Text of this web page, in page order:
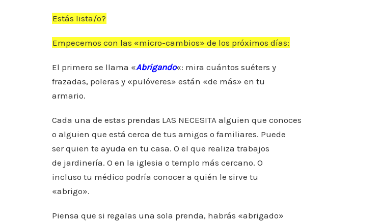
Estás lista/o?
Empecemos con las «micro-cambios» de los próximos días:
El primero se llama «Abrigando«: mira cuántos suéters y
frazadas, poleras y «pulóveres» están «de más» en tu
armario.
Cada una de estas prendas LAS NECESITA alguien que conoces
o alguien que está cerca de tus amigos o familiares. Puede
ser quien te ayuda en tu casa. O el que realiza trabajos
de jardinería. O en la iglesia o templo más cercano. O
incluso tu médico podría conocer a quién le sirve tu
«abrigo».
Piensa que si regalas una sola prenda, habrás «abrigado»